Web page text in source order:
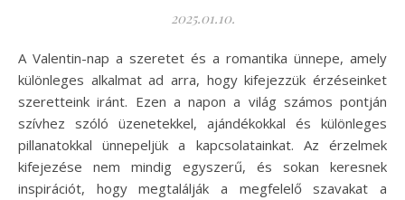
2025.01.10.
A Valentin-nap a szeretet és a romantika ünnepe, amely
különleges alkalmat ad arra, hogy kifejezzük érzéseinket
szeretteink iránt. Ezen a napon a világ számos pontján
szívhez szóló üzenetekkel, ajándékokkal és különleges
pillanatokkal ünnepeljük a kapcsolatainkat. Az érzelmek
kifejezése nem mindig egyszerű, és sokan keresnek
inspirációt, hogy megtalálják a megfelelő szavakat a